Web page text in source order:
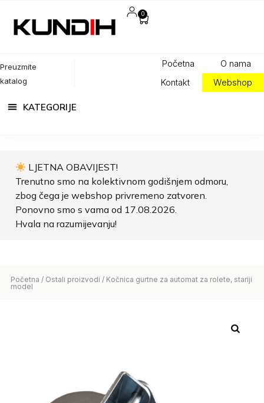
Početna
O nama
Kontakt
Webshop
Preuzmite
katalog
0
LJETNA OBAVIJEST!
Trenutno smo na kolektivnom godišnjem odmoru,
zbog čega je webshop privremeno zatvoren.
Ponovno smo s vama od 17.08.2026.
Hvala na razumijevanju!
Početna / Ostali proizvodi / Kočnica gurtne za automat za rolete, stariji
model